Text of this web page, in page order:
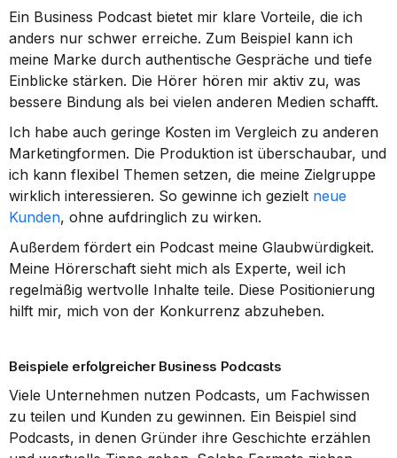
Ein Business Podcast bietet mir klare Vorteile, die ich
anders nur schwer erreiche. Zum Beispiel kann ich
meine Marke durch authentische Gespräche und tiefe
Einblicke stärken. Die Hörer hören mir aktiv zu, was
bessere Bindung als bei vielen anderen Medien schafft.
Ich habe auch geringe Kosten im Vergleich zu anderen
Marketingformen. Die Produktion ist überschaubar, und
ich kann flexibel Themen setzen, die meine Zielgruppe
wirklich interessieren. So gewinne ich gezielt neue
Kunden, ohne aufdringlich zu wirken.
Außerdem fördert ein Podcast meine Glaubwürdigkeit.
Meine Hörerschaft sieht mich als Experte, weil ich
regelmäßig wertvolle Inhalte teile. Diese Positionierung
hilft mir, mich von der Konkurrenz abzuheben.
Beispiele erfolgreicher Business Podcasts
Viele Unternehmen nutzen Podcasts, um Fachwissen
zu teilen und Kunden zu gewinnen. Ein Beispiel sind
Podcasts, in denen Gründer ihre Geschichte erzählen